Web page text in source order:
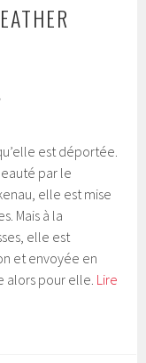
est déportée.
par le
elle est mise
Mais à la
elle est
et envoyée en
alors pour elle. Lire